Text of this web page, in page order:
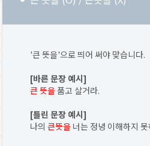
'큰 뜻을'으로 띄어 써야 맞습니다.
[바른 문장 예시]
큰 뜻을품고 살거라.
[틀린 문장 예시]
나의 큰뜻을 너는 정녕 이해하지